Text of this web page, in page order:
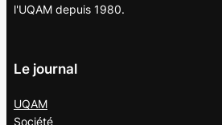
l'UQAM depuis 1980.
Le journal
UQAM
Société